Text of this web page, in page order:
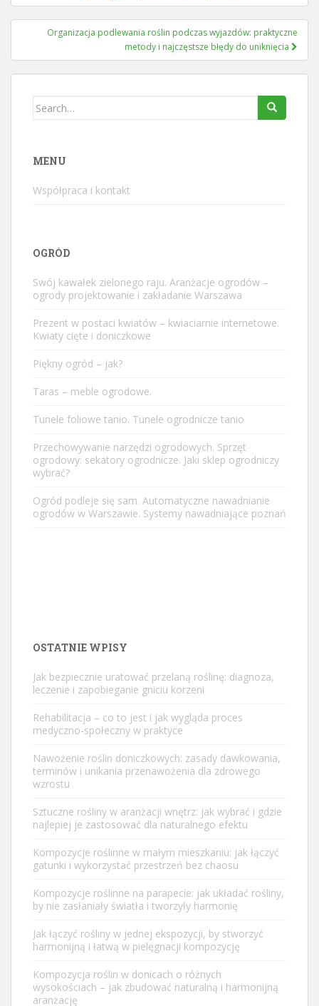
Organizacja podlewania roślin podczas wyjazdów: praktyczne
metody i najczęstsze błędy do uniknięcia
Search
MENU
Współpraca i kontakt
OGRÓD
Swój kawałek zielonego raju. Aranżacje ogrodów –
ogrody projektowanie i zakładanie Warszawa
Prezent w postaci kwiatów – kwiaciarnie internetowe.
Kwiaty cięte i doniczkowe
Piękny ogród – jak?
Taras – meble ogrodowe.
Tunele foliowe tanio. Tunele ogrodnicze tanio
Przechowywanie narzędzi ogrodowych. Sprzęt
ogrodowy: sekatory ogrodnicze. Jaki sklep ogrodniczy
wybrać?
Ogród podleje się sam. Automatyczne nawadnianie
ogrodów w Warszawie. Systemy nawadniające poznań
OSTATNIE WPISY
Jak bezpiecznie uratować przelaną roślinę: diagnoza,
leczenie i zapobieganie gniciu korzeni
Rehabilitacja – co to jest i jak wygląda proces
medyczno-społeczny w praktyce
Nawożenie roślin doniczkowych: zasady dawkowania,
terminów i unikania przenawożenia dla zdrowego
wzrostu
Sztuczne rośliny w aranżacji wnętrz: jak wybrać i gdzie
najlepiej je zastosować dla naturalnego efektu
Kompozycje roślinne w małym mieszkaniu: jak łączyć
gatunki i wykorzystać przestrzeń bez chaosu
Kompozycje roślinne na parapecie: jak układać rośliny,
by nie zasłaniały światła i tworzyły harmonię
Jak łączyć rośliny w jednej ekspozycji, by stworzyć
harmonijną i łatwą w pielęgnacji kompozycję
Kompozycja roślin w donicach o różnych
wysokościach – jak zbudować naturalną i harmonijną
aranżację